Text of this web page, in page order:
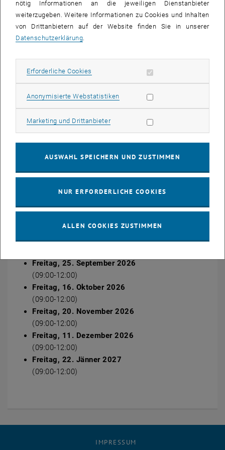
Weiterführende Informationen
FAQ
Hier finden Sie häufigeFragen und Antworten.
Ressourcen
Kontakt
Kontaktieren Sie uns gerne unter: ethics@tuwien.ac.at
Termine im Wintersemester 2026/2027
Freitag, 25. September 2026
(09:00-12:00)
Freitag, 16. Oktober 2026
(09:00-12:00)
Freitag, 20. November 2026
(09:00-12:00)
Freitag, 11. Dezember 2026
(09:00-12:00)
Freitag, 22. Jänner 2027
(09:00-12:00)
IMPRESSUM
nötig Informationen an die jeweiligen Dienstanbieter
weiterzugeben. Weitere Informationen zu Cookies und Inhalten
von Drittanbietern auf der Website finden Sie in unserer
Datenschutzerklärung
Erforderliche Cookies Erforderliche Cookies zulassen
Anonymisierte WebstatistikenStatistik Cookies zulassen
Marketing und DrittanbieterMarketing Cookies zulassen
AUSWAHL SPEICHERN UND ZUSTIMMEN
NUR ERFORDERLICHE COOKIES
ALLEN COOKIES ZUSTIMMEN